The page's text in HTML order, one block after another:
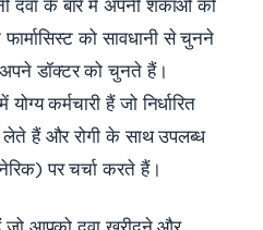
को सावधानी से चुनने
अपने डॉक्टर को चुनते हैं।
कर्मचारी हैं जो निर्धारित
हैं और रोगी के साथ उपलब्ध
पर चर्चा करते हैं।